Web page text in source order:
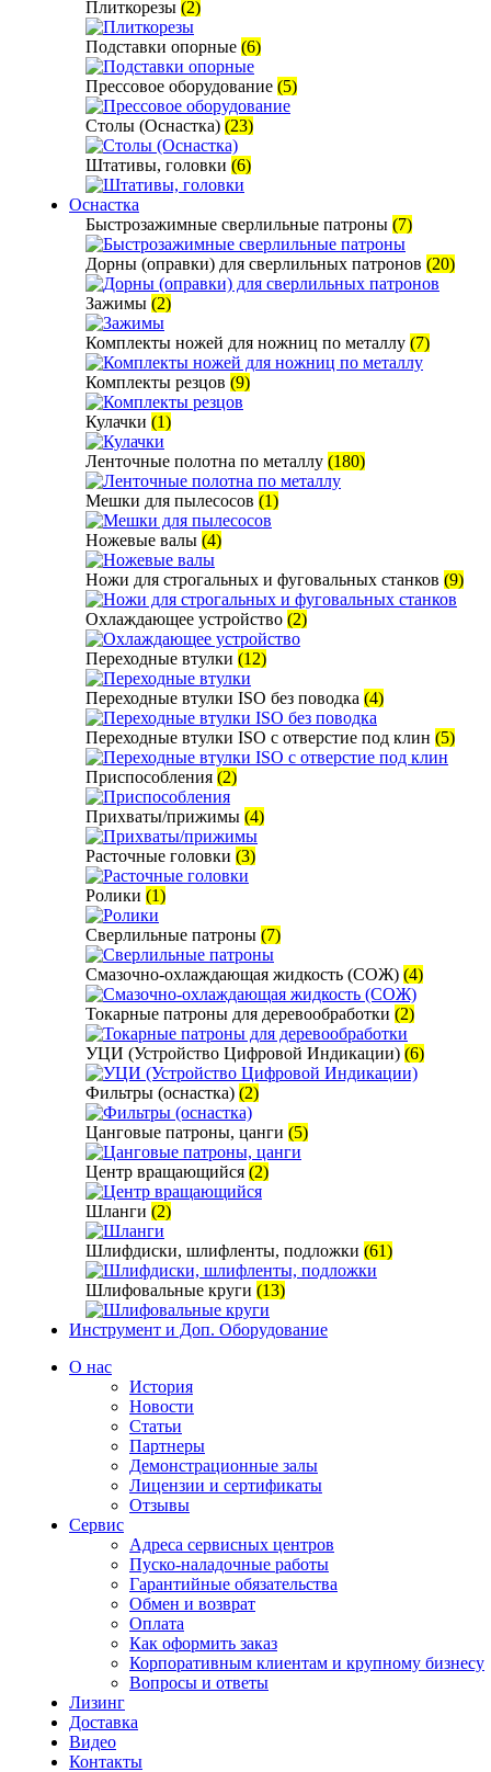
Плиткорезы (2)
Подставки опорные (6)
Прессовое оборудование (5)
Столы (Оснастка) (23)
Штативы, головки (6)
Оснастка
Быстрозажимные сверлильные патроны (7)
Дорны (оправки) для сверлильных патронов (20)
Зажимы (2)
Комплекты ножей для ножниц по металлу (7)
Комплекты резцов (9)
Кулачки (1)
Ленточные полотна по металлу (180)
Мешки для пылесосов (1)
Ножевые валы (4)
Ножи для строгальных и фуговальных станков (9)
Охлаждающее устройство (2)
Переходные втулки (12)
Переходные втулки ISO без поводка (4)
Переходные втулки ISO с отверстие под клин (5)
Приспособления (2)
Прихваты/прижимы (4)
Расточные головки (3)
Ролики (1)
Сверлильные патроны (7)
Смазочно-охлаждающая жидкость (СОЖ) (4)
Токарные патроны для деревообработки (2)
УЦИ (Устройство Цифровой Индикации) (6)
Фильтры (оснастка) (2)
Цанговые патроны, цанги (5)
Центр вращающийся (2)
Шланги (2)
Шлифдиски, шлифленты, подложки (61)
Шлифовальные круги (13)
Инструмент и Доп. Оборудование
О нас
История
Новости
Статьи
Партнеры
Демонстрационные залы
Лицензии и сертификаты
Отзывы
Сервис
Адреса сервисных центров
Пуско-наладочные работы
Гарантийные обязательства
Обмен и возврат
Оплата
Как оформить заказ
Корпоративным клиентам и крупному бизнесу
Вопросы и ответы
Лизинг
Доставка
Видео
Контакты